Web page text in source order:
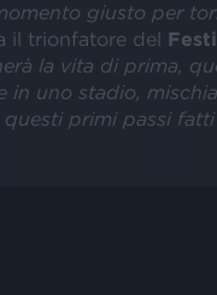
giusto per
il trionfatore del
la vita di prima,
in uno stadio,
primi passi